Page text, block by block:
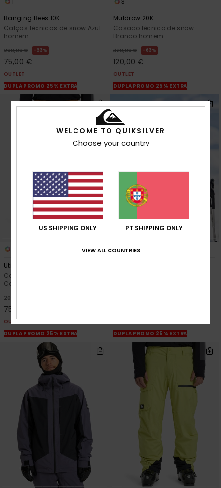
Banging Bees 10K
Calças técnicas de snow Azul
homem
200,00 € 63%
75,00 €
OUTLET
DUPLA PROMO 25% EXTRA
Muldrow 20K
Casaco técnico de snow
Branco homem
320,00 € 63%
120,00 €
OUTLET
DUPLA PROMO 25% EXTRA
Utility
Calças técnicas de snow
Castanho homem
200,00 €
75,00 €
OUTLET
DUPLA PROMO 25% EXTRA
2
OUTLET
DUPLA PROMO 25% EXTRA
WELCOME TO QUIKSILVER
Choose your country
US SHIPPING ONLY PT SHIPPING ONLY
VIEW ALL COUNTRIES